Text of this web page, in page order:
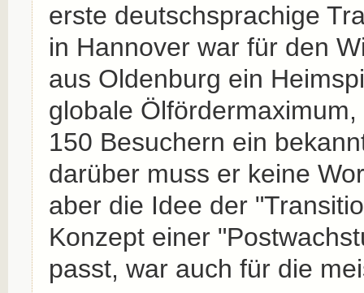
erste deutschsprachige
in Hannover war für den
aus Oldenburg ein
globale
150 Besuchern ein
darüber muss er keine
aber die Idee der
Konzept einer
passt, war auch für die